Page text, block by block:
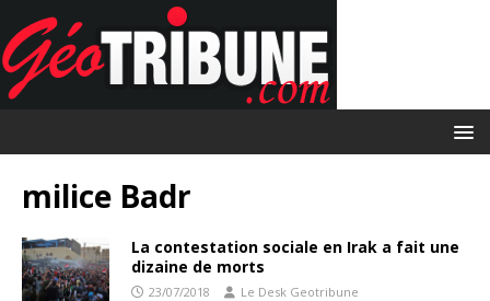
milice Badr
La contestation sociale en Irak a fait une
dizaine de morts
23/07/2018 Le Desk Geotribune